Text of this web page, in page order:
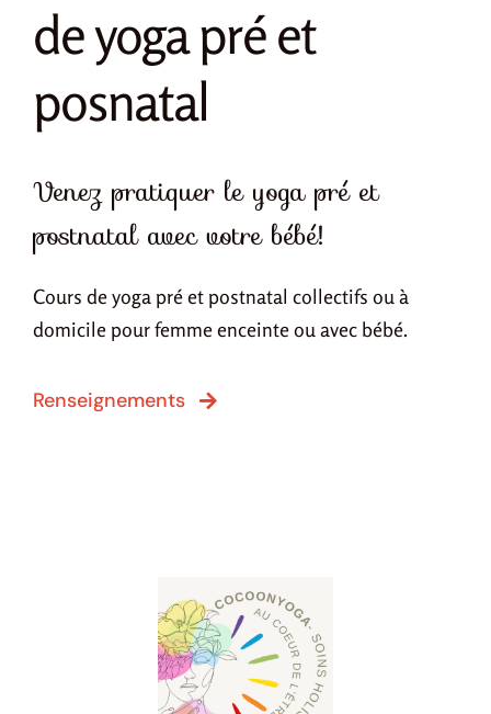
de yoga pré et
posnatal
Venez pratiquer le yoga pré et
postnatal avec votre bébé!
Cours de yoga pré et postnatal collectifs ou à
domicile pour femme enceinte ou avec bébé.
Renseignements